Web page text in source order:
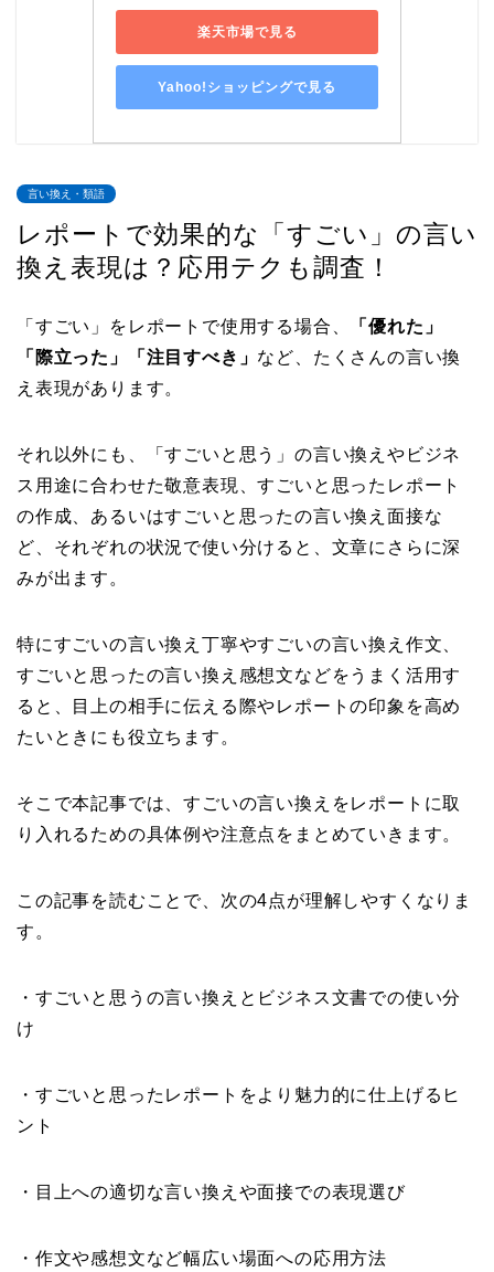
楽天市場で見る
Yahoo!ショッピングで見る
言い換え・類語
レポートで効果的な「すごい」の言い
換え表現は？応用テクも調査！
「すごい」をレポートで使用する場合、
「優れた」
「際立った」「注目すべき」 など、たくさんの言い換
え表現があります。
それ以外にも、「すごいと思う」の言い換えやビジネ
ス用途に合わせた敬意表現、すごいと思ったレポート
の作成、あるいはすごいと思ったの言い換え面接な
ど、それぞれの状況で使い分けると、文章にさらに深
みが出ます。
特にすごいの言い換え丁寧やすごいの言い換え作文、
すごいと思ったの言い換え感想文などをうまく活用す
ると、目上の相手に伝える際やレポートの印象を高め
たいときにも役立ちます。
そこで本記事では、すごいの言い換えをレポートに取
り入れるための具体例や注意点をまとめていきます。
この記事を読むことで、次の4点が理解しやすくなりま
す。
・すごいと思うの言い換えとビジネス文書での使い分
け
・すごいと思ったレポートをより魅力的に仕上げるヒ
ント
・目上への適切な言い換えや面接での表現選び
・作文や感想文など幅広い場面への応用方法